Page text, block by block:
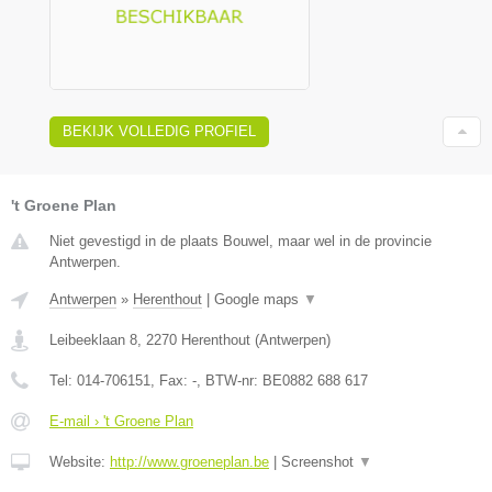
BEKIJK VOLLEDIG PROFIEL
't Groene Plan
Niet gevestigd in de plaats Bouwel, maar wel in de provincie
Antwerpen.
Antwerpen » Herenthout Google maps ▼
Leibeeklaan 8, 2270 Herenthout (Antwerpen)
Tel: 014-706151, Fax: -, BTW-nr: BE0882 688 617
E-mail › 't Groene Plan
Website: http://www.groeneplan.be Screenshot ▼